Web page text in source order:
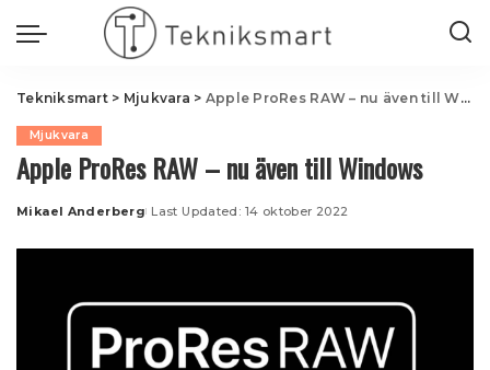
Tekniksmart> Mjukvara > Apple ProRes RAW – nu även till Windows
Mjukvara
Apple ProRes RAW – nu även till Windows
Posted
Mikael Anderberg Last Updated: 14 oktober 2022